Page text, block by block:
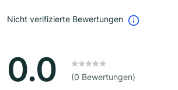
Nicht verifizierte Bewertungen
0.0 (0 Bewertungen)